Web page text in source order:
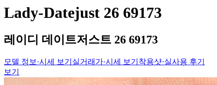
Lady-Datejust 26 69173
레이디 데이트저스트 26 69173
모델 정보·시세 보기 실거래가·시세 보기 착용샷·실사용 후기
보기